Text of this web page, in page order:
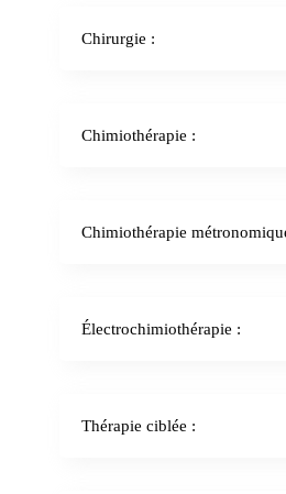
Chirurgie :
Chimiothérapie :
Chimiothérapie
Électrochimiothérapie :
Thérapie ciblée :